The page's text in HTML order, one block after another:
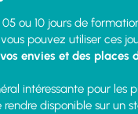
ou 10 jours de
pouvez utiliser ces
envies et des places
intéressante pour les
disponible sur un